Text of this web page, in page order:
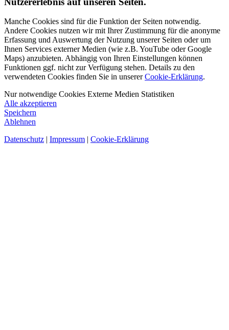
Manche Cookies sind für die Funktion der Seiten notwendig.
Andere Cookies nutzen wir mit Ihrer Zustimmung für die anonyme
Erfassung und Auswertung der Nutzung unserer Seiten oder um
Ihnen Services externer Medien (wie z.B. YouTube oder Google
Maps) anzubieten. Abhängig von Ihren Einstellungen können
Funktionen ggf. nicht zur Verfügung stehen. Details zu den
verwendeten Cookies finden Sie in unsererCookie-Erklärung.
Nur notwendige Cookies Externe Medien Statistiken
Alle akzeptieren
Speichern
Ablehnen
Datenschutz | Impressum | Cookie-Erklärung